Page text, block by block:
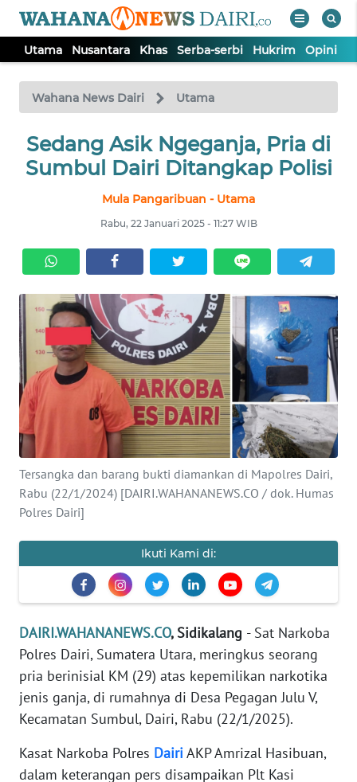
Utama Nusantara Khas Serba-serbi Hukrim Opini
Wahana News Dairi Utama
Sedang Asik Ngeganja, Pria di
Sumbul Dairi Ditangkap Polisi
Mula Pangaribuan - Utama
Rabu, 22 Januari 2025 - 11:27 WIB
Tersangka dan barang bukti diamankan di Mapolres Dairi,
Rabu (22/1/2024) [DAIRI.WAHANANEWS.CO / dok. Humas
Polres Dairi]
Ikuti Kami di:
DAIRI.WAHANANEWS.CO, Sidikalang - Sat Narkoba
Polres Dairi, Sumatera Utara, meringkus seorang
pria berinisial KM (29) atas kepemilikan narkotika
jenis ganja, di rumahnya di Desa Pegagan Julu V,
Kecamatan Sumbul, Dairi, Rabu (22/1/2025).
Kasat Narkoba Polres DairiAKP Amrizal Hasibuan,
dalam keterangan pers disampaikan Plt Kasi
TV
Tutup
UTAMA
SERBA-
SERBI
HUKRIM
OPINI
Informasi
INDEKS
BERITA
KONTAK
TENTANG
KAMI
PEDOMAN
MEDIA
SIBER
REDAKSI